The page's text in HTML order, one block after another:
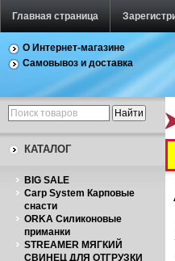
Главная страница
О Интернет-магазине
Самовывоз и доставка
КАТАЛОГ
BIG SALE
Carp System Карповые
снасти
ORKA Силиконовые
приманки
STREAMER МЯГКИЙ
СВИНЕЦ ДЛЯ ОТГРУЗКИ